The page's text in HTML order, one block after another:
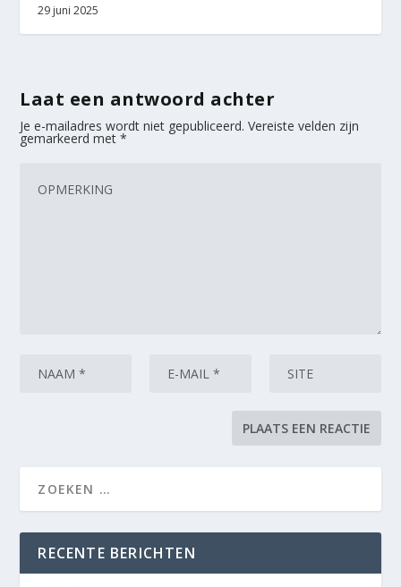
29 juni 2025
Laat een antwoord achter
Je e-mailadres wordt niet gepubliceerd. Vereiste velden zijn
gemarkeerd met*
RECENTE BERICHTEN